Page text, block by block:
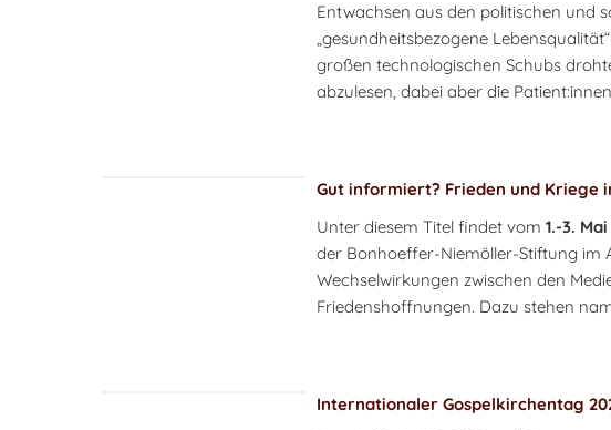
Entwachsen aus den politischen und
„gesundheitsbezogene
großen technologischen Schubs
abzulesen, dabei aber die
Gut informiert? Frieden und Kriege
Unter diesem Titel findet vom 1.-3.
der Bonhoeffer-Niemöller-Stiftung im
Wechselwirkungen zwischen den
Friedenshoffnungen. Dazu stehen
Internationaler Gospelkirchentag